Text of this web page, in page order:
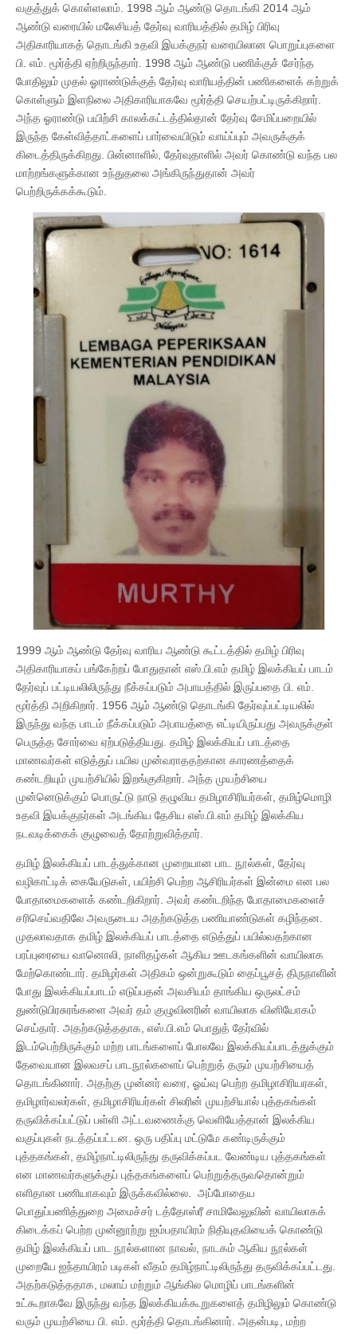
வகுத்துக் கொள்ளலாம். 1998 ஆம் ஆண்டு தொடங்கி 2014 ஆம்
ஆண்டு வரையில் மலேசியத் தேர்வு வாரியத்தில் தமிழ் பிரிவு
அதிகாரியாகத் தொடங்கி உதவி இயக்குநர் வரையிலான பொறுப்புகளை
பி. எம். மூர்த்தி ஏற்றிருந்தார். 1998 ஆம் ஆண்டு பணிக்குச் சேர்ந்த
போதிலும் முதல் ஓராண்டுக்குத் தேர்வு வாரியத்தின் பணிகளைக் கற்றுக்
கொள்ளும் இளநிலை அதிகாரியாகவே மூர்த்தி செயற்பட்டிருக்கிறார்.
அந்த ஓராண்டு பயிற்சி காலக்கட்டத்தில்தான் தேர்வு சேமிப்பறையில்
இருந்த கேள்வித்தாட்களைப் பார்வையிடும் வாய்ப்பும் அவருக்குக்
கிடைத்திருக்கிறது. பின்னாளில், தேர்வுதாளில் அவர் கொண்டு வந்த பல
மாற்றங்களுக்கான உந்துதலை அங்கிருந்துதான் அவர்
பெற்றிருக்கக்கூடும்.
1999 ஆம் ஆண்டு தேர்வு வாரிய ஆண்டு கூட்டத்தில் தமிழ் பிரிவு
அதிகாரியாகப் பங்கேற்றப் போதுதான் எஸ்.பி.எம் தமிழ் இலக்கியப் பாடம்
தேர்வுப் பட்டியலிலிருந்து நீக்கப்படும் அபாயத்தில் இருப்பதை பி. எம்.
மூர்த்தி அறிகிறார். 1956 ஆம் ஆண்டு தொடங்கி தேர்வுப்பட்டியலில்
இருந்து வந்த பாடம் நீக்கப்படும் அபாயத்தை எட்டியிருப்பது அவருக்குள்
பெருத்த சோர்வை ஏற்படுத்தியது. தமிழ் இலக்கியப் பாடத்தை
மாணவர்கள் எடுத்துப் பயில முன்வராததற்கான காரணத்தைக்
கண்டறியும் முயற்சியில் இறங்குகிறார். அந்த முயற்சியை
முன்னெடுக்கும் பொருட்டு நாடு தழுவிய தமிழாசிரியர்கள், தமிழ்மொழி
உதவி இயக்குநர்கள் அடங்கிய தேசிய எஸ்.பி.எம் தமிழ் இலக்கிய
நடவடிக்கைக் குழுவைத் தோற்றுவித்தார்.
தமிழ் இலக்கியப் பாடத்துக்கான முறையான பாட நூல்கள், தேர்வு
வழிகாட்டிக் கையேடுகள், பயிற்சி பெற்ற ஆசிரியர்கள் இன்மை என பல
போதாமைகளைக் கண்டறிகிறார். அவர் கண்டறிந்த போதாமைகளைச்
சரிசெய்வதிலே அவருடைய அதற்கடுத்த பணியாண்டுகள் கழிந்தன.
முதலாவதாக தமிழ் இலக்கியப் பாடத்தை எடுத்துப் பயில்வதற்கான
பரப்புரையை வானொலி, நாளிதழ்கள் ஆகிய ஊடகங்களின் வாயிலாக
மேற்கொண்டார். தமிழர்கள் அதிகம் ஒன்றுகூடும் தைப்பூசத் திருநாளின்
போது இலக்கியப்பாடம் எடுப்பதன் அவசியம் தாங்கிய ஒருலட்சம்
துண்டுபிரசுரங்களை அவர் தம் குழுவினரின் வாயிலாக வினியோகம்
செய்தார். அதற்கடுத்ததாக, எஸ்.பி.எம் பொதுத் தேர்வில்
இடம்பெற்றிருக்கும் மற்ற பாடங்களைப் போலவே இலக்கியப்பாடத்துக்கும்
தேவையான இலவசப் பாடநூல்களைப் பெற்றுத் தரும் முயற்சியைத்
தொடங்கினார். அதற்கு முன்னர் வரை, ஓய்வு பெற்ற தமிழாசிரியரகள்,
தமிழார்வலர்கள், தமிழாசிரியர்கள் சிலரின் முயற்சியால் புத்தகங்கள்
தருவிக்கப்பட்டுப் பள்ளி அட்டவணைக்கு வெளியேத்தான் இலக்கிய
வகுப்புகள் நடத்தப்பட்டன. ஒரு பதிப்பு மட்டுமே கண்டிருக்கும்
புத்தகங்கள், தமிழ்நாட்டிலிருந்து தருவிக்கப்பட வேண்டிய புத்தகங்கள்
என மாணவர்களுக்குப் புத்தகங்களைப் பெற்றுத்தருவதொன்றும்
எளிதான பணியாகவும் இருக்கவில்லை. அப்போதைய
பொதுப்பணித்துறை அமைச்சர் டத்தோஸ்ரீ சாமிவேலுவின் வாயிலாகக்
கிடைக்கப் பெற்ற முன்னூற்று ஐம்பதாயிரம் நிதியுதவியைக் கொண்டு
தமிழ் இலக்கியப் பாட நூல்களான நாவல், நாடகம் ஆகிய நூல்கள்
முறையே ஐந்தாயிரம் படிகள் வீதம் தமிழ்நாட்டிலிருந்து தருவிக்கப்பட்டது.
அதற்கடுத்ததாக, மலாய் மற்றும் ஆங்கில மொழிப் பாடங்களின்
உட்கூறாகவே இருந்து வந்த இலக்கியக்கூறுகளைத் தமிழிலும் கொண்டு
வரும் முயற்சியை பி. எம். மூர்த்தி தொடங்கினார். அதன்படி, மற்ற